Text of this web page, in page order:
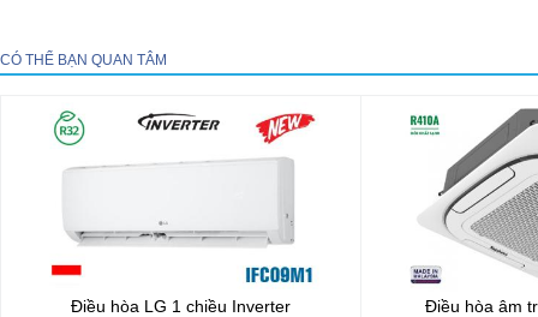
CÓ THỂ BẠN QUAN TÂM
Điều hòa LG 1 chiều Inverter
Điều hòa âm